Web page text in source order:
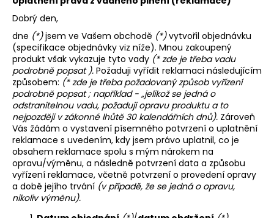
Dobrý den,
dne (*)jsem ve Vašem obchodě (*)vytvořil objednávku
(specifikace objednávky viz níže). Mnou zakoupený
produkt však vykazuje tyto vady (* zde je třeba vadu
podrobně popsat ). Požaduji vyřídit reklamaci následujícím
způsobem: (* zde je třeba požadovaný způsob vyřízení
podrobně popsat ; například - „jelikož se jedná o
odstranitelnou vadu, požaduji opravu produktu a to
nejpozději v zákonné lhůtě 30 kalendářních dnů). Zároveň
Vás žádám o vystavení písemného potvrzení o uplatnění
reklamace s uvedením, kdy jsem právo uplatnil, co je
obsahem reklamace spolu s mým nárokem na
opravu/výměnu, a následně potvrzení data a způsobu
vyřízení reklamace, včetně potvrzení o provedení opravy
a době jejího trvání (v případě, že se jedná o opravu,
nikoliv výměnu).
o
r
u
č
u
j
e
m
e
DĚTSKÉ
SOFTSHELLOVÉ
KALHOTY,
PETROLEJOVÉ,
LES